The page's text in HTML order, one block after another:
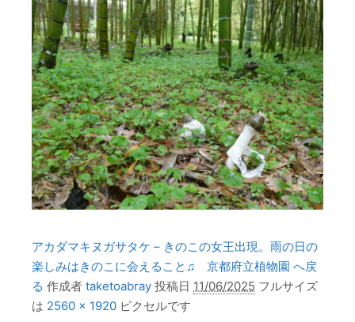
アカダマキヌガサタケ – きのこの女王出現。雨の日の
楽しみはきのこに会えること♫ 京都府立植物園 へ戻
る 作成者 taketoabray 投稿日 11/06/2025 フルサイズ
は 2560 × 1920 ピクセルです